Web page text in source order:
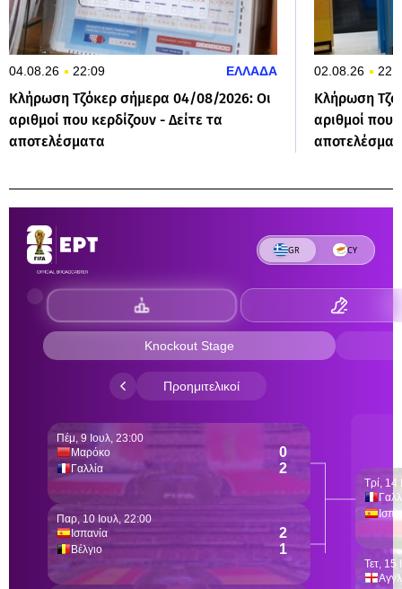
04.08.26 22:09 ΕΛΛΑΔΑ
Κλήρωση Τζόκερ σήμερα 04/08/2026: Οι
αριθμοί που κερδίζουν - Δείτε τα
αποτελέσματα
02.08.26
Κλήρωση
αριθμοί που